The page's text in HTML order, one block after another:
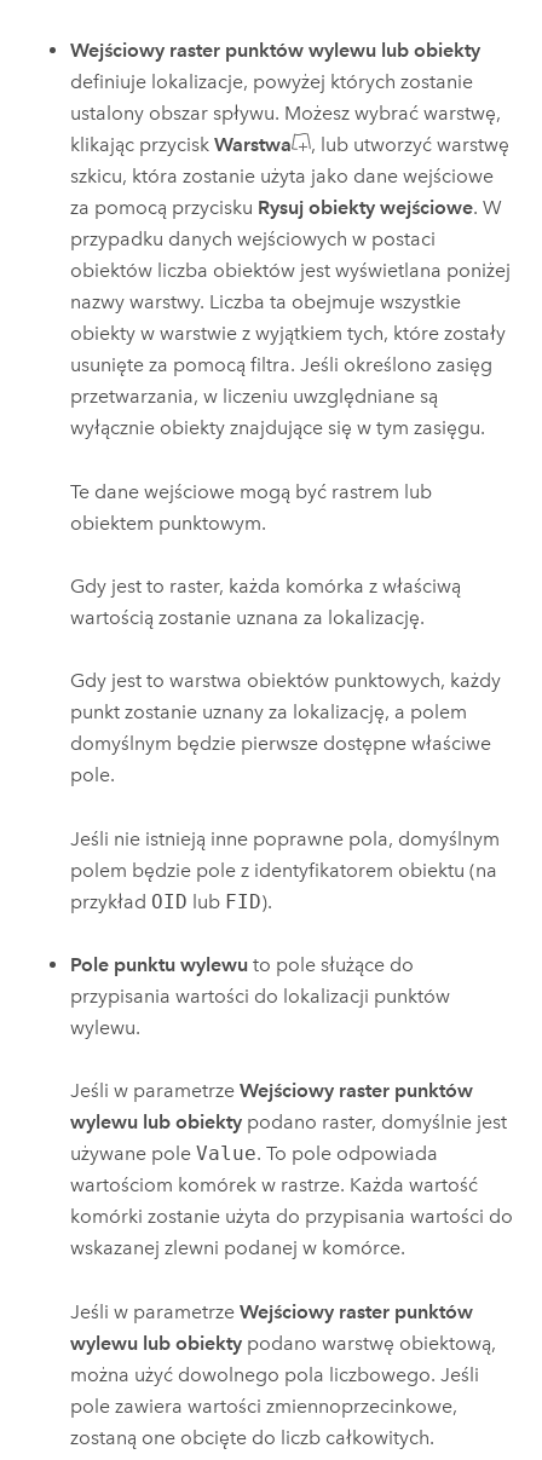
Wejściowy raster punktów wylewu lub obiekty
definiuje lokalizacje, powyżej których zostanie
ustalony obszar spływu. Możesz wybrać warstwę,
klikając przyciskWarstwa
, lub utworzyć warstwę
szkicu, która zostanie użyta jako dane wejściowe
za pomocą przycisku Rysuj obiekty wejściowe. W
przypadku danych wejściowych w postaci
obiektów liczba obiektów jest wyświetlana poniżej
nazwy warstwy. Liczba ta obejmuje wszystkie
obiekty w warstwie z wyjątkiem tych, które zostały
usunięte za pomocą filtra. Jeśli określono zasięg
przetwarzania, w liczeniu uwzględniane są
wyłącznie obiekty znajdujące się w tym zasięgu.
Te dane wejściowe mogą być rastrem lub
obiektem punktowym.
Gdy jest to raster, każda komórka z właściwą
wartością zostanie uznana za lokalizację.
Gdy jest to warstwa obiektów punktowych, każdy
punkt zostanie uznany za lokalizację, a polem
domyślnym będzie pierwsze dostępne właściwe
pole.
Jeśli nie istnieją inne poprawne pola, domyślnym
polem będzie pole z identyfikatorem obiektu (na
przykład OID lub FID).
Pole punktu wylewu to pole służące do
przypisania wartości do lokalizacji punktów
wylewu.
Jeśli w parametrzeWejściowy raster punktów
wylewu lub obiekty podano raster, domyślnie jest
używane poleValue. To pole odpowiada
wartościom komórek w rastrze. Każda wartość
komórki zostanie użyta do przypisania wartości do
wskazanej zlewni podanej w komórce.
Jeśli w parametrzeWejściowy raster punktów
wylewu lub obiekty podano warstwę obiektową,
można użyć dowolnego pola liczbowego. Jeśli
pole zawiera wartości zmiennoprzecinkowe,
zostaną one obcięte do liczb całkowitych.